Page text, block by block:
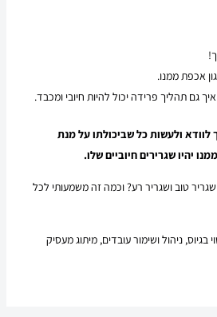
אכפת ממנו.
גם תהליך פרידה יכול להיות חיובי ומכבד.
לוודא ולעשות כל שביכולתו על מנת
יהיו שגרירים חיוביים שלו.
טוב ושגריר רע? וכמה זה משמעותי לכל
ניהול ושימור עובדים, מיתוג מעסיק